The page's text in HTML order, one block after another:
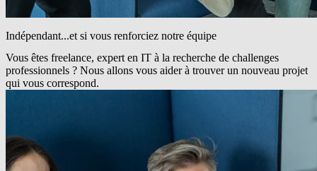
Indépendant...et si vous renforciez notre équipe
Vous êtes freelance, expert en IT à la recherche de challenges
professionnels ? Nous allons vous aider à trouver un nouveau projet
qui vous correspond.